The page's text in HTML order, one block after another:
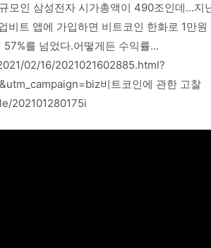
모인 삼성전자 시가총액이 490조인데…지
비트 앱에 가입하면 비트코인 한화로 1만
를 넘었다.어떻게든 수익률…
02/16/2021021602885.html?
비트코인에 관한 고찰
202101280175i